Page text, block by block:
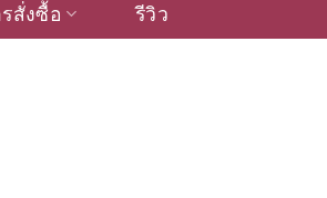
สั่งซื้อ รีวิว